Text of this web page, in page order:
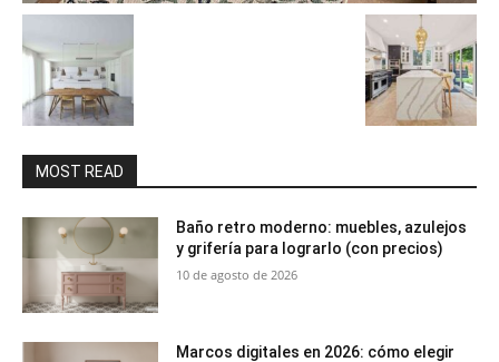
MOST READ
Baño retro moderno: muebles, azulejos
y grifería para lograrlo (con precios)
10 de agosto de 2026
Marcos digitales en 2026: cómo elegir